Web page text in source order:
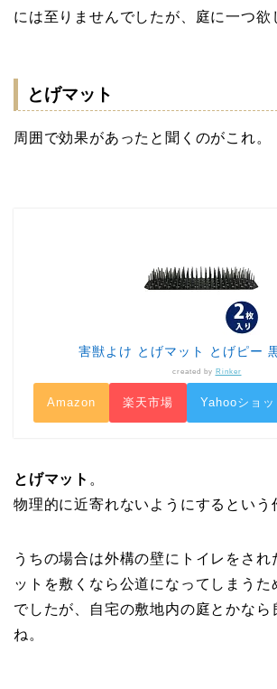
には至りませんでしたが、庭に一つ欲
とげマット
周囲で効果があったと聞くのがこれ。
害獣よけ とげマット とげピー
created by Rinker
Amazon 楽天市場 Yahooショ
とげマット 。
物理的に近寄れないようにするという
うちの場合は外構の壁にトイレをされ
ットを敷くなら公道になってしまうた
でしたが、自宅の敷地内の庭とかなら
ね。